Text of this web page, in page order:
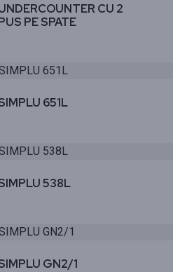
CU 2
PE SPATE
651L
538L
GN2/1